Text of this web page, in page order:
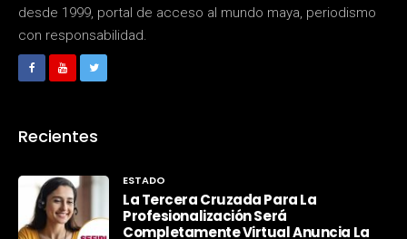
desde 1999, portal de acceso al mundo maya, periodismo
con responsabilidad.
Recientes
ESTADO
La Tercera Cruzada Para La
Profesionalización Será
Completamente Virtual Anuncia La